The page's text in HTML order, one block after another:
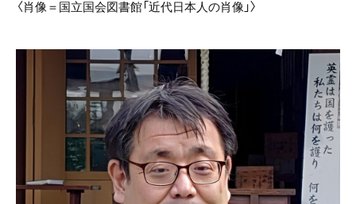
〈肖像＝国立国会図書館「近代日本人の肖像」〉